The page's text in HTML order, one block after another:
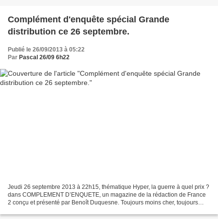
Complément d'enquête spécial Grande
distribution ce 26 septembre.
Publié le 26/09/2013 à 05:22
Par Pascal 26/09 6h22
Jeudi 26 septembre 2013 à 22h15, thématique Hyper, la guerre à quel prix ?
dans COMPLEMENT D’ENQUETE, un magazine de la rédaction de France
2 conçu et présenté par Benoît Duquesne. Toujours moins cher, toujours